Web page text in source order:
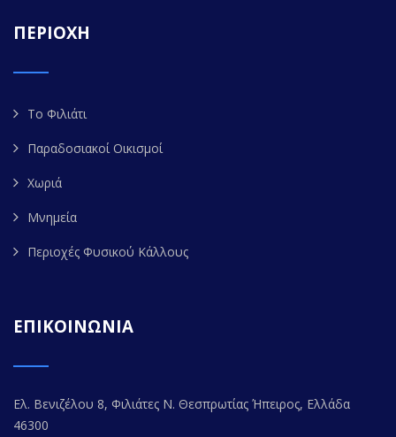
ΠΕΡΙΟΧΗ
Το Φιλιάτι
Παραδοσιακοί Οικισμοί
Χωριά
Μνημεία
Περιοχές Φυσικού Κάλλους
ΕΠΙΚΟΙΝΩΝΙΑ
Ελ. Βενιζέλου 8, Φιλιάτες Ν. Θεσπρωτίας Ήπειρος, Ελλάδα
46300